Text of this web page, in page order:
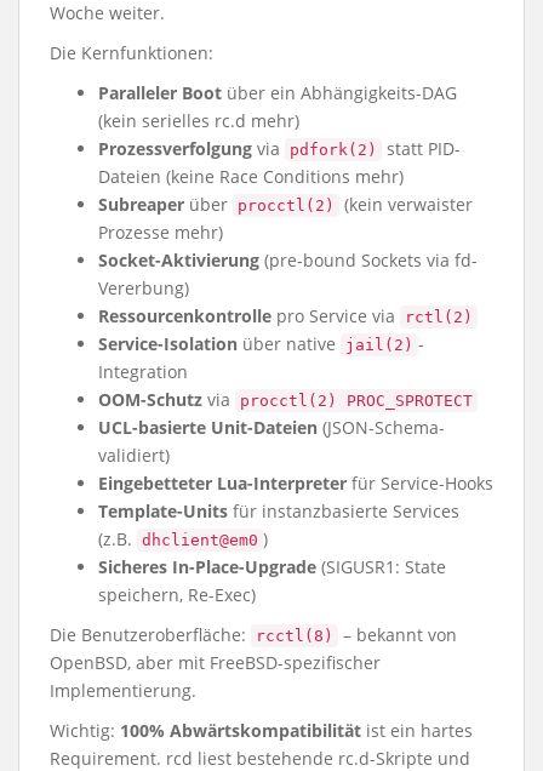
Woche weiter.
Die Kernfunktionen:
Paralleler Boot über ein Abhängigkeits-DAG
(kein serielles rc.d mehr)
Prozessverfolgung via pdfork(2)
statt PID-
Dateien (keine Race Conditions mehr)
Subreaper über procctl(2)
(kein verwaister
Prozesse mehr)
Socket-Aktivierung (pre-bound Sockets via fd-
Vererbung)
Ressourcenkontrolle pro Service via rctl(2)
Service-Isolation über native jail(2) -
Integration
OOM-Schutz via procctl(2) PROC_SPROTECT
UCL-basierte Unit-Dateien (JSON-Schema-
validiert)
Eingebetteter Lua-Interpreter für Service-Hooks
Template-Units für instanzbasierte Services
(z.B. dhclient@em0 )
Sicheres In-Place-Upgrade (SIGUSR1: State
speichern, Re-Exec)
Die Benutzeroberfläche:
rcctl(8)
– bekannt von
OpenBSD, aber mit FreeBSD-spezifischer
Implementierung.
Wichtig: 100% Abwärtskompatibilität ist ein hartes
Requirement. rcd liest bestehende rc.d-Skripte und